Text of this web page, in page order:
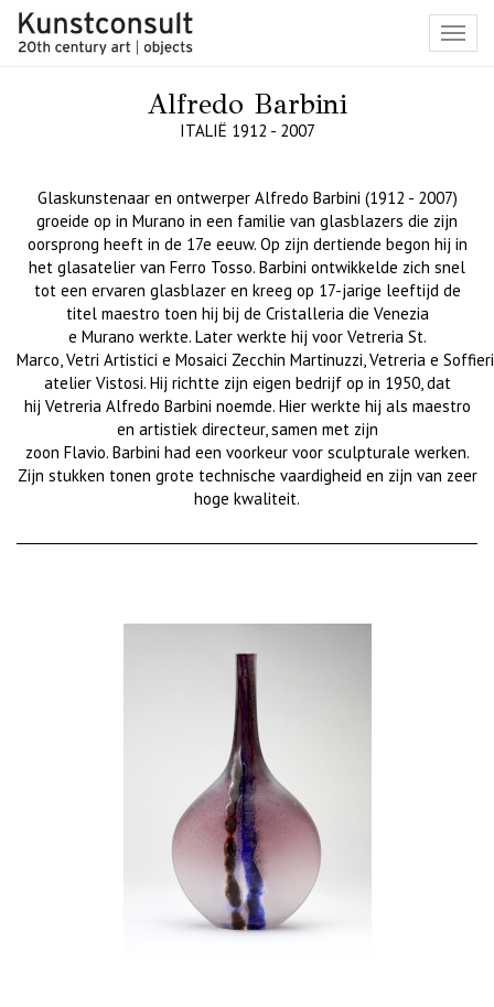
Alfredo Barbini
ITALIË 1912 - 2007
Glaskunstenaar en ontwerper Alfredo Barbini (1912 - 2007)
groeide op in Murano in een familie van glasblazers die zijn
oorsprong heeft in de 17e eeuw. Op zijn dertiende begon hij in
het glasatelier van Ferro Tosso. Barbini ontwikkelde zich snel
toteen ervaren glasblazeren kreeg op 17-jarige leeftijd de
titel maestro toen hij bij de Cristalleriadie Venezia
e Murano werkte. Later werkte hij voor VetreriaSt.
Marco,Vetri Artistici e Mosaici Zecchin Martinuzzi,Vetreria e
atelier Vistosi. Hij richtte zijn eigen bedrijf op in 1950, dat
hij VetreriaAlfredo Barbini noemde. Hier werkte hij als maestro
en artistiek directeur,samen metzijn
zoon Flavio. Barbini hadeen voorkeur voor sculpturale werken.
Zijn stukken tonen grote technische vaardigheid en zijn van zeer
hoge kwaliteit.